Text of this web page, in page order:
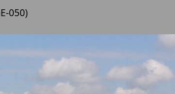
050)